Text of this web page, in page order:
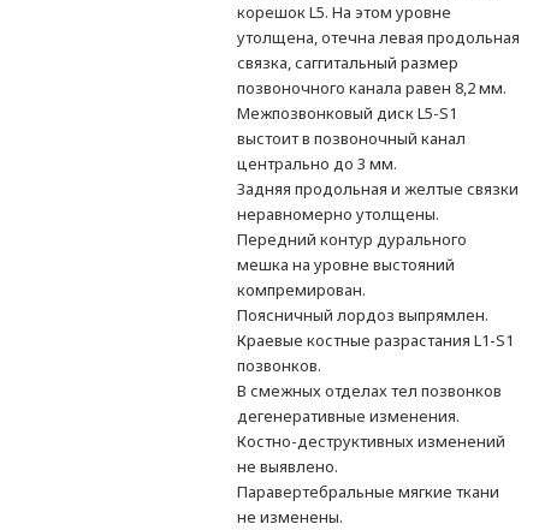
корешок L5. На этом уровне
утолщена, отечна левая продольная
связка, саггитальный размер
позвоночного канала равен 8,2 мм.
Межпозвонковый диск L5-S1
выстоит в позвоночный канал
центрально до 3 мм.
Задняя продольная и желтые связки
неравномерно утолщены.
Передний контур дурального
мешка на уровне выстояний
компремирован.
Поясничный лордоз выпрямлен.
Краевые костные разрастания L1-S1
позвонков.
В смежных отделах тел позвонков
дегенеративные изменения.
Костно-деструктивных изменений
не выявлено.
Паравертебральные мягкие ткани
не изменены.